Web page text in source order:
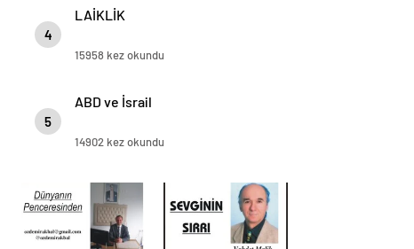
4
LAİKLİK
15958 kez okundu
5
ABD ve İsrail
14902 kez okundu